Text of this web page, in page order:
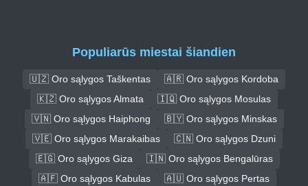
Populiarūs miestai šiandien
🇺🇿 Oro sąlygos Taškentas
🇦🇷 Oro sąlygos Kordoba
🇰🇿 Oro sąlygos Almata
🇮🇶 Oro sąlygos Mosulas
🇻🇳 Oro sąlygos Haiphong
🇧🇾 Oro sąlygos Minskas
🇻🇪 Oro sąlygos Marakaibas
🇨🇳 Oro sąlygos Dzuni
🇪🇬 Oro sąlygos Giza
🇮🇳 Oro sąlygos Bengalūras
🇦🇫 Oro sąlygos Kabulas
🇦🇺 Oro sąlygos Pertas